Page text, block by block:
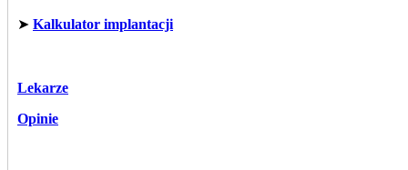
➤ Kalkulator implantacji
Lekarze
Opinie